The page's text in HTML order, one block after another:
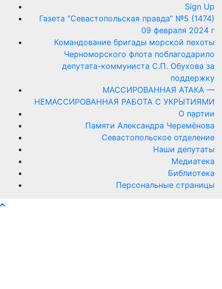
Sign Up
Газета “Севастопольская правда” №5 (1474)
09 февраля 2024 г
Командование бригады морской пехоты
Черноморского флота поблагодарило
депутата-коммуниста С.П. Обухова за
поддержку
МАССИРОВАННАЯ АТАКА —
НЕМАССИРОВАННАЯ РАБОТА С УКРЫТИЯМИ
О партии
Памяти Александра Черемёнова
Севастопольское отделение
Наши депутаты
Медиатека
Библиотека
Персональные страницы